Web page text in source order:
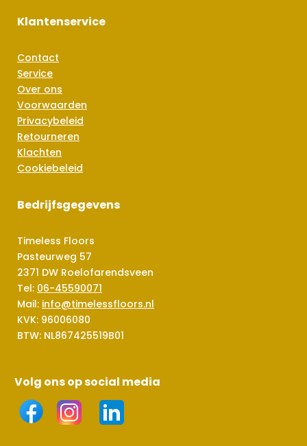
Klantenservice
Contact
Service
Over ons
Voorwaarden
Privacybeleid
Retourneren
Klachten
Cookiebeleid
Bedrijfsgegevens
Timeless Floors
Pasteurweg 57
2371 DW Roelofarendsveen
Tel: 06-45590071
Mail: info@timelessfloors.nl
KVK: 96006080
BTW: NL867425519B01
Volg ons op social media